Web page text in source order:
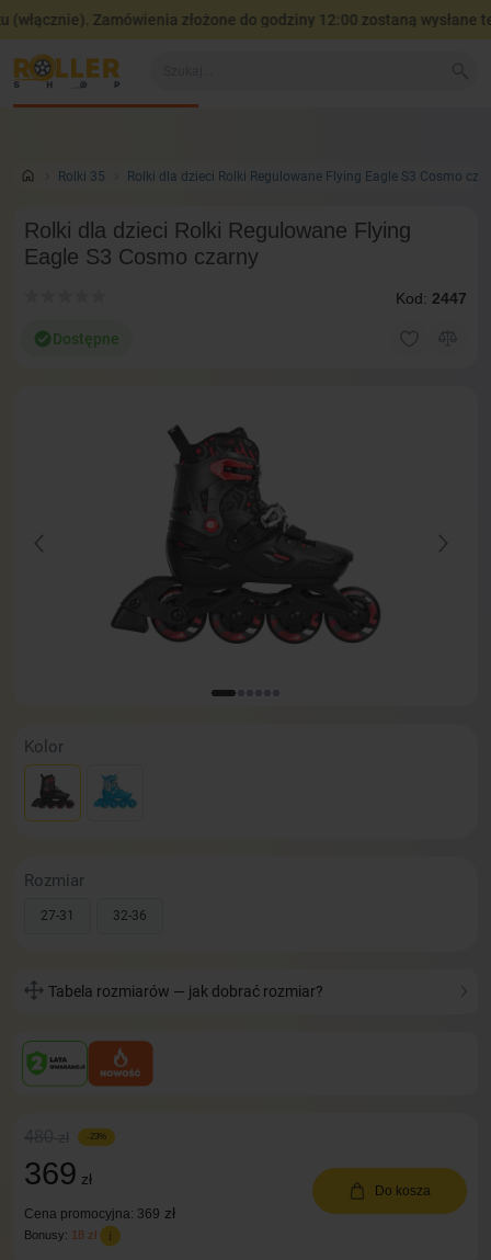
Zamówienia złożone do godziny 12:00 zostaną wysłane
Rolki 35 Rolki dla dzieci Rolki Regulowane Flying Eagle S3 Cosmo
Wszystko o produkcie
Rolki dla dzieci Rolki Regulowane Flying
Eagle S3 Cosmo czarny
Dostępne
Kod: 2447
Kolor
Rozmiar
27-31 32-36
Tabela rozmiarów — jak dobrać rozmiar?
-23%
369 zł
Cena promocyjna: 369 zł
Bonusy: 18 zł
Do kosza